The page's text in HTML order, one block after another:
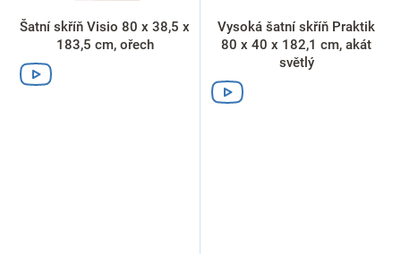
Šatní skříň Visio 80 x 38,5 x
183,5 cm, ořech
Vysoká šatní skříň Praktik
80 x 40 x 182,1 cm, akát
světlý